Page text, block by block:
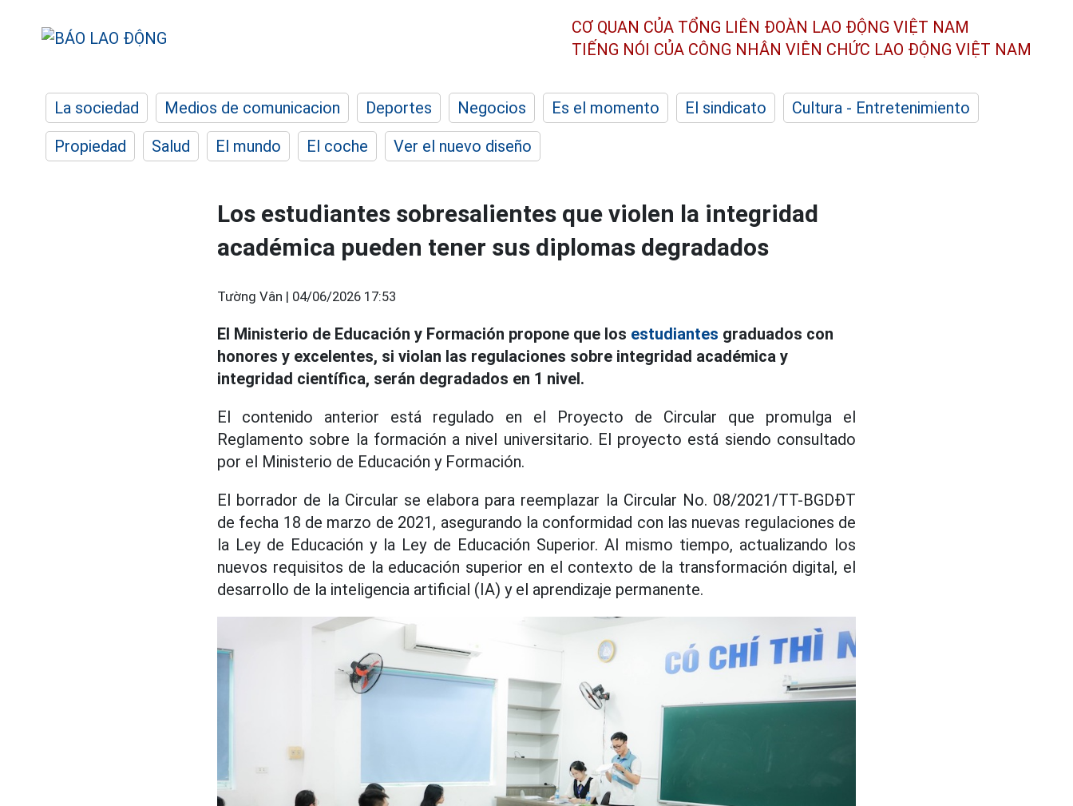
CƠ QUAN CỦA TỔNG LIÊN ĐOÀN LAO ĐỘNG VIỆT NAM
TIẾNG NÓI CỦA CÔNG NHÂN VIÊN CHỨC LAO ĐỘNG VIỆT NAM
La sociedad Medios de comunicacion Deportes Negocios Es el momento El sindicato
Cultura - Entretenimiento
Propiedad
Salud El mundo El coche Ver el nuevo diseño
Los estudiantes sobresalientes que violen la integridad
académica pueden tener sus diplomas degradados
Tường Vân | 04/06/2026 17:53
El Ministerio de Educación y Formación propone que los estudiantes graduados con
honores y excelentes, si violan las regulaciones sobre integridad académica y
integridad científica, serán degradados en 1 nivel.
El contenido anterior está regulado en el Proyecto de Circular que promulga el
Reglamento sobre la formación a nivel universitario. El proyecto está siendo consultado
por el Ministerio de Educación y Formación.
El borrador de la Circular se elabora para reemplazar la Circular No. 08/2021/TT-BGDĐT
de fecha 18 de marzo de 2021, asegurando la conformidad con las nuevas regulaciones de
la Ley de Educación y la Ley de Educación Superior. Al mismo tiempo, actualizando los
nuevos requisitos de la educación superior en el contexto de la transformación digital, el
desarrollo de la inteligencia artificial (IA) y el aprendizaje permanente.